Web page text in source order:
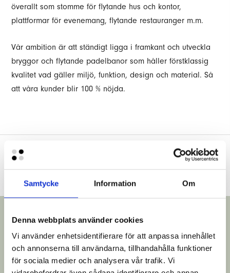
Samtycke Information Om
Denna webbplats använder cookies
Vi använder enhetsidentifierare för att anpassa innehållet
och annonserna till användarna, tillhandahålla funktioner
för sociala medier och analysera vår trafik. Vi
överallt som stomme för flytande hus och kontor,
plattformar för evenemang, flytande restauranger m.m.
Vår ambition är att ständigt ligga i framkant och utveckla
bryggor och flytande padelbanor som håller förstklassig
kvalitet vad gäller miljö, funktion, design och material. Så
att våra kunder blir 100 % nöjda.
Broschyr Padel Flodel - pdf
Här kan ni ladda ner produktblad i pdf-format med all